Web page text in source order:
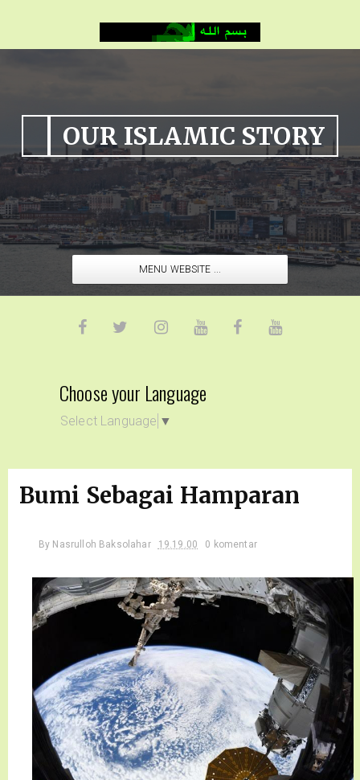
OUR ISLAMIC STORY
MENU WEBSITE ...
Choose your Language
Select Language ▼
Bumi Sebagai Hamparan
By Nasrulloh Baksolahar 19.19.00 0 komentar